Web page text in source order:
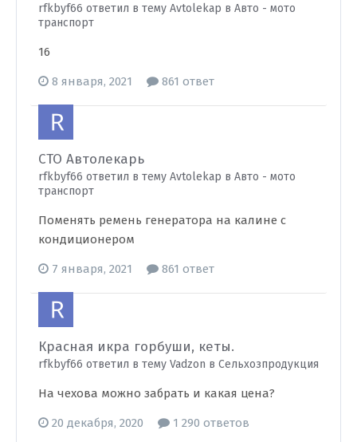
rfkbyf66 ответил в тему Avtolekap в Авто - мото
транспорт
16
8 января, 2021 861 ответ
СТО Автолекарь
rfkbyf66 ответил в тему Avtolekap в Авто - мото
транспорт
Поменять ремень генератора на калине с
кондиционером
7 января, 2021 861 ответ
Красная икра горбуши, кеты.
rfkbyf66 ответил в тему Vadzon в Сельхозпродукция
На чехова можно забрать и какая цена?
20 декабря, 2020 1 290 ответов